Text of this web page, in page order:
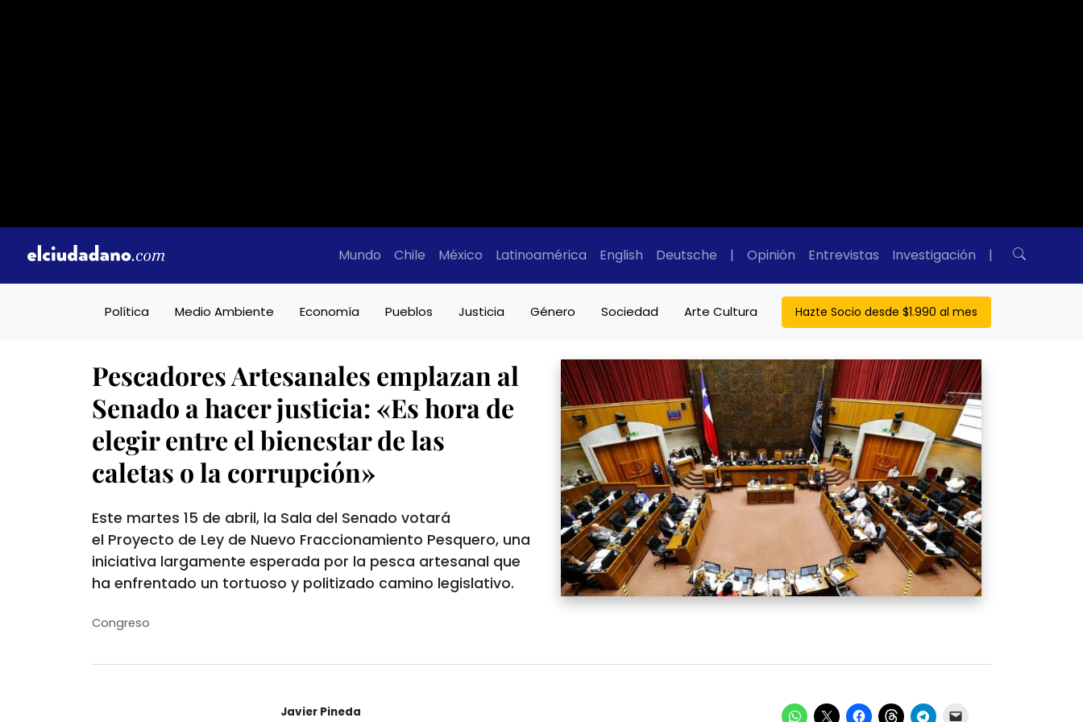
Mundo Chile México Latinoamérica English Deutsche | Opinión Entrevistas Investigación |
Política Medio Ambiente Economía Pueblos Justicia Género Sociedad Arte Cultura Hazte Socio desde $1.990 al mes
Pescadores Artesanales emplazan al
Senado a hacer justicia: «Es hora de
elegir entre el bienestar de las
caletas o la corrupción»
Este martes 15 de abril, la Sala del Senado votará
el Proyecto de Ley de Nuevo Fraccionamiento Pesquero, una
iniciativa largamente esperada por la pesca artesanal que
ha enfrentado un tortuoso y politizado camino legislativo.
Congreso
Javier Pineda